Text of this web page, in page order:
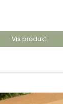
Vis produkt